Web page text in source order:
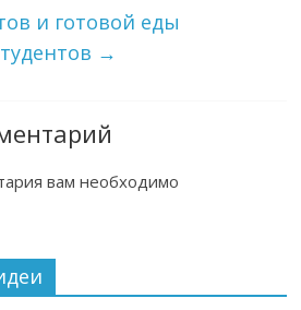
и готовой еды
→
вам необходимо